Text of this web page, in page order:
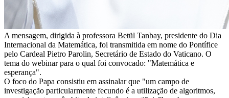
A mensagem, dirigida à professora Betül Tanbay, presidente do Dia
Internacional da Matemática, foi transmitida em nome do Pontífice
pelo Cardeal Pietro Parolin, Secretário de Estado do Vaticano. O
tema do webinar para o qual foi convocado: "Matemática e
esperança".
O foco do Papa consistiu em assinalar que "um campo de
investigação particularmente fecundo é a utilização de algoritmos,